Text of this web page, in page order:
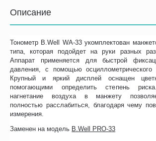
Описание
Тонометр B.Well WA-33 укомплектован
типа, которая подойдет на руки разных
Аппарат применяется для быстрой
давления, с помощью осциллометрического
Крупный и яркий дисплей оснащен
помогающими определить степень
нагнетание воздуха в манжету
полностью расслабиться, благодаря чему
измерения.
Заменен на модель B.Well PRO-33